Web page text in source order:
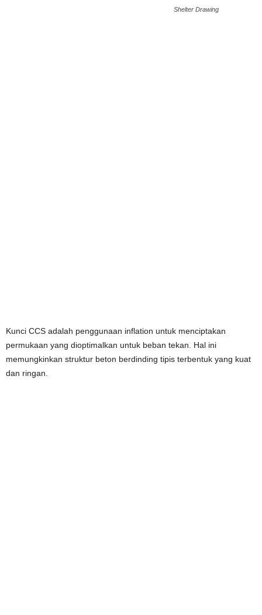
Shelter Drawing
Kunci CCS adalah penggunaan inflation untuk menciptakan
permukaan yang dioptimalkan untuk beban tekan. Hal ini
memungkinkan struktur beton berdinding tipis terbentuk yang kuat
dan ringan.